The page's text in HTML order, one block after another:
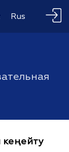
Rus
кеңейту